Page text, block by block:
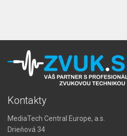
Kontakty
MediaTech Central Europe, a.s.
Drieňová 34